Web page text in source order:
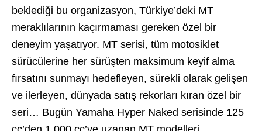
beklediği bu organizasyon, Türkiye’deki MT
meraklılarının kaçırmaması gereken özel bir
deneyim yaşatıyor. MT serisi, tüm motosiklet
sürücülerine her sürüşten maksimum keyif alma
fırsatını sunmayı hedefleyen, sürekli olarak gelişen
ve ilerleyen, dünyada satış rekorları kıran özel bir
seri… Bugün Yamaha Hyper Naked serisinde 125